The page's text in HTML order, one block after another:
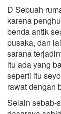
D Sebuah
karena
benda antik
pusaka, dan
sarana
itu ada yang
seperti itu
rawat dengan
Selain sebab-